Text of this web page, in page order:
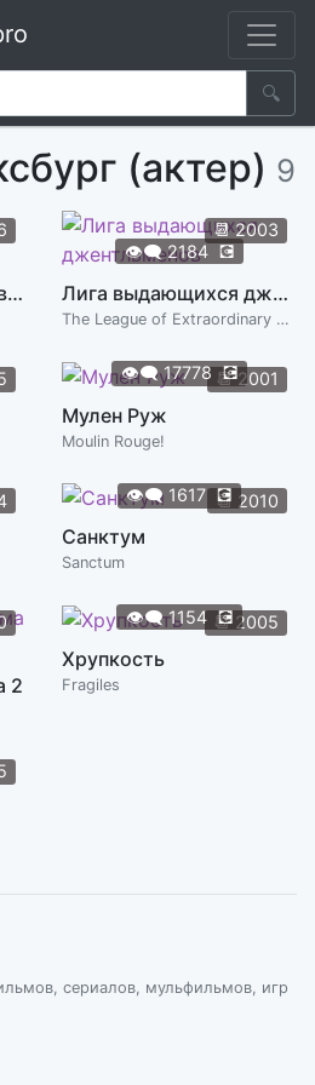
🔍
(актер) 9
По соображениям совести
📆2003
👁️‍🗨️2184 💽
Лига выдающихся джентльменов
The League of Extraordinary Gentlemen
📆2001
👁️‍🗨️17778 💽
Мулен Руж
Moulin Rouge!
📆 2010
👁️‍🗨️ 1617 💽
Санктум
Sanctum
2
📆2005
👁️‍🗨️1154 💽
Хрупкость
Fragiles
сериалов, мульфильмов, игр